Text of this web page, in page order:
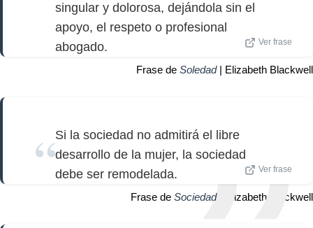
singular y dolorosa, dejándola sin el
apoyo, el respeto o profesional
abogado.
Ver frase
Frase de Soledad| Elizabeth Blackwell
Si la sociedad no admitirá el libre
desarrollo de la mujer, la sociedad
debe ser remodelada.
Ver frase
Frase de Sociedad| Elizabeth Blackwell